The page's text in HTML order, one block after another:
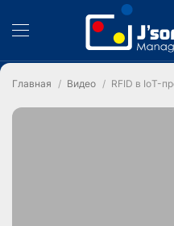
Главная Видео RFID в IoT-